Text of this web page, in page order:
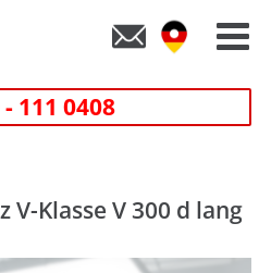
111 0408
V-Klasse V 300 d lang